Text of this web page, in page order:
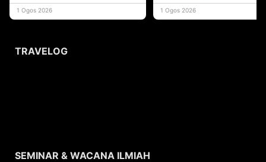
yang memberi ma
1 Ogos 2026
1 Ogos 2026
TRAVELOG
SEMINAR & WACANA ILMIAH